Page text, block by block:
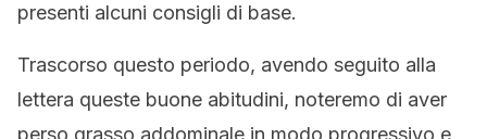
presenti alcuni consigli di base.
Trascorso questo periodo, avendo seguito alla
lettera queste buone abitudini, noteremo di aver
perso grasso addominale in modo progressivo e